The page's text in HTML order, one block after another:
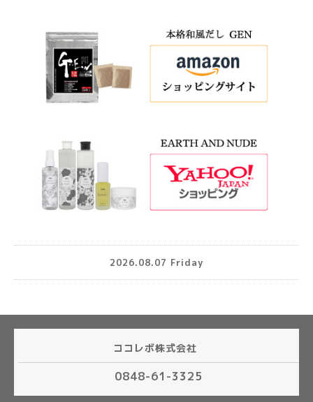
2026.08.07 Friday
ココレボ株式会社
0848-61-3325